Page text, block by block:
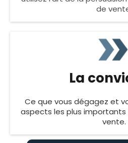
de
La
Ce que vous dégagez et
aspects les plus importants
vente.